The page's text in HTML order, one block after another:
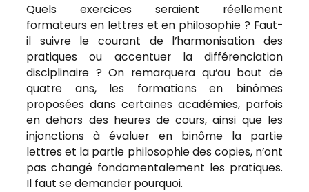
Quels exercices seraient réellement
formateurs en lettres et en philosophie ? Faut-
il suivre le courant de l’harmonisation des
pratiques ou accentuer la différenciation
disciplinaire ? On remarquera qu’au bout de
quatre ans, les formations en binômes
proposées dans certaines académies, parfois
en dehors des heures de cours, ainsi que les
injonctions à évaluer en binôme la partie
lettres et la partie philosophie des copies, n’ont
pas changé fondamentalement les pratiques.
Il faut se demander pourquoi.